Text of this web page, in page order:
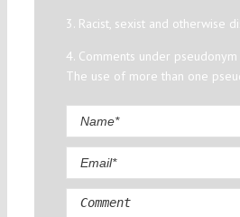
3. Racist, sexist and otherwise
4. Comments under
The use of more than one
Comment